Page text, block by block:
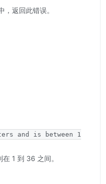
返回此错误。
and is between 1
1 到 36 之间。